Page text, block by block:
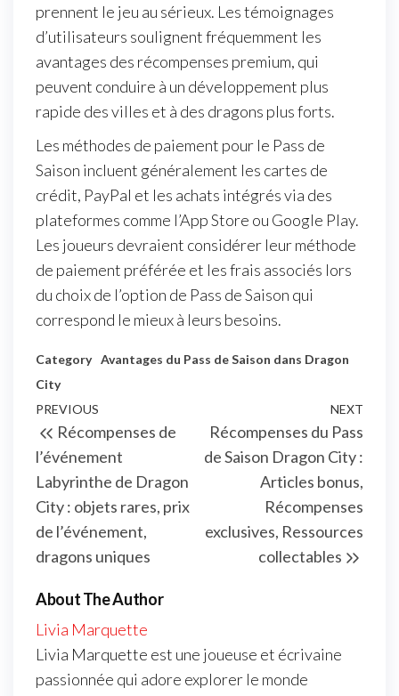
prennent le jeu au sérieux. Les témoignages
d’utilisateurs soulignent fréquemment les
avantages des récompenses premium, qui
peuvent conduire à un développement plus
rapide des villes et à des dragons plus forts.
Les méthodes de paiement pour le Pass de
Saison incluent généralement les cartes de
crédit, PayPal et les achats intégrés via des
plateformes comme l’App Store ou Google Play.
Les joueurs devraient considérer leur méthode
de paiement préférée et les frais associés lors
du choix de l’option de Pass de Saison qui
correspond le mieux à leurs besoins.
Category Avantages du Pass de Saison dans Dragon
City
Post
navigation
Previous
Post
PREVIOUS
Récompenses de
l’événement
Labyrinthe de Dragon
City : objets rares, prix
de l’événement,
dragons uniques
NEXT
Récompenses du Pass
de Saison Dragon City :
Articles bonus,
Récompenses
exclusives, Ressources
collectables
About The Author
Livia Marquette
Livia Marquette est une joueuse et écrivaine
passionnée qui adore explorer le monde